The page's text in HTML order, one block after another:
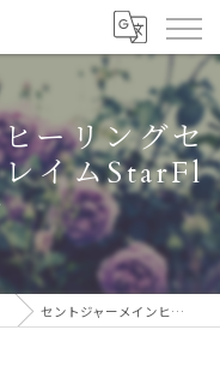
ーリングセ
イムStarFl
セントジャーメインヒーリングセッション〜スターフレイムStarFlame 〜